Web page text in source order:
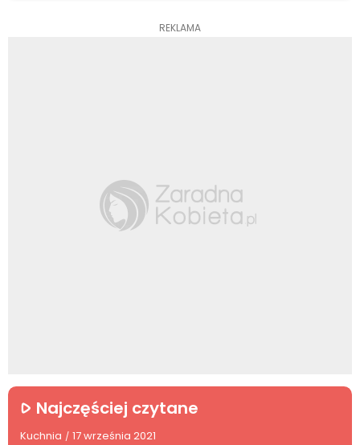
wystąpią pierwsze objawy.REKLAMA
Najczęściej czytane
Kuchnia / 17 września 2021